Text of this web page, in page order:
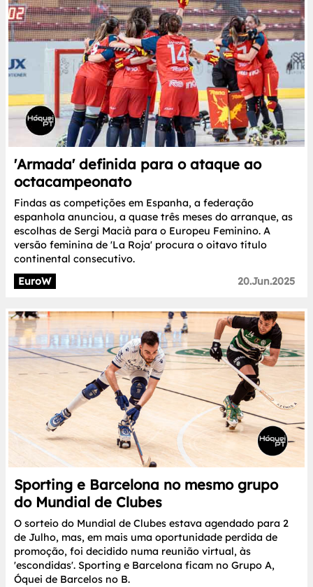
'Armada' definida para o ataque ao
octacampeonato
Findas as competições em Espanha, a federação
espanhola anunciou, a quase três meses do arranque, as
escolhas de Sergi Macià para o Europeu Feminino. A
versão feminina de 'La Roja' procura o oitavo título
continental consecutivo.
EuroW
20.Jun.2025
Sporting e Barcelona no mesmo grupo
do Mundial de Clubes
O sorteio do Mundial de Clubes estava agendado para 2
de Julho, mas, em mais uma oportunidade perdida de
promoção, foi decidido numa reunião virtual, às
'escondidas'. Sporting e Barcelona ficam no Grupo A,
Óquei de Barcelos no B.